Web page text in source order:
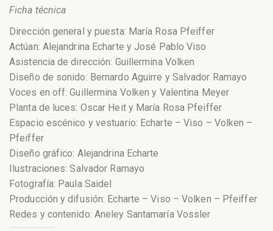
Ficha técnica
Dirección general y puesta: María Rosa Pfeiffer
Actúan: Alejandrina Echarte y José Pablo Viso
Asistencia de dirección: Guillermina Volken
Diseño de sonido: Bernardo Aguirre y Salvador Ramayo
Voces en off: Guillermina Volken y Valentina Meyer
Planta de luces: Oscar Heit y María Rosa Pfeiffer
Espacio escénico y vestuario: Echarte – Viso – Volken –
Pfeiffer
Diseño gráfico: Alejandrina Echarte
Ilustraciones: Salvador Ramayo
Fotografía: Paula Saidel
Producción y difusión: Echarte – Viso – Volken – Pfeiffer
Redes y contenido: Aneley Santamaría Vossler